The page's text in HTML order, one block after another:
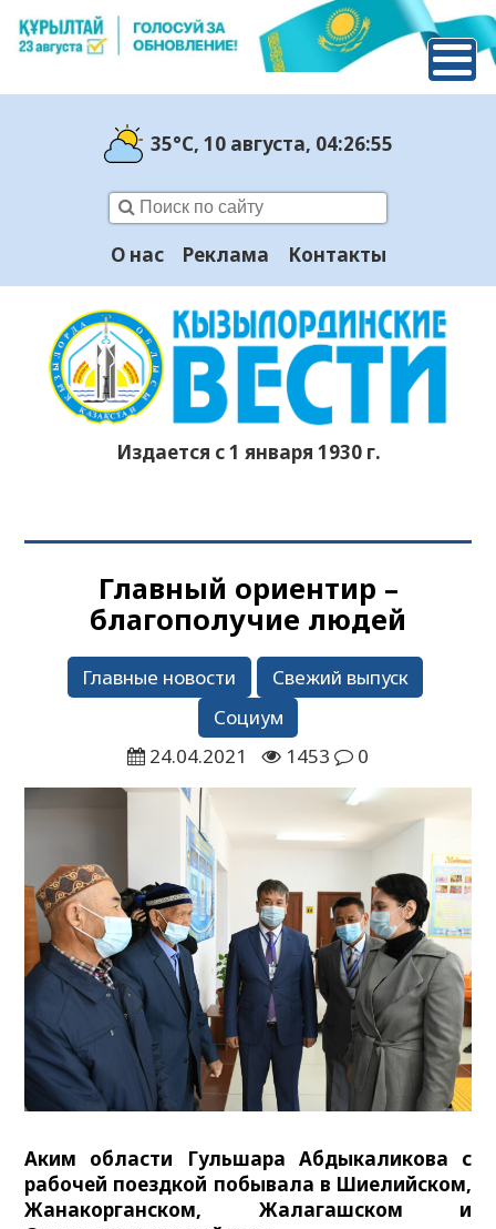
35°C, 10 августа, 04:26:57
О нас Реклама Контакты
Издается с 1 января 1930 г.
Главный ориентир –
благополучие людей
Главные новости
Свежий выпуск
Социум
24.04.2021
1453 0
Аким области Гульшара Абдыкаликова с
рабочей поездкой побывала в Шиелийском,
Жанакорганском, Жалагашском и